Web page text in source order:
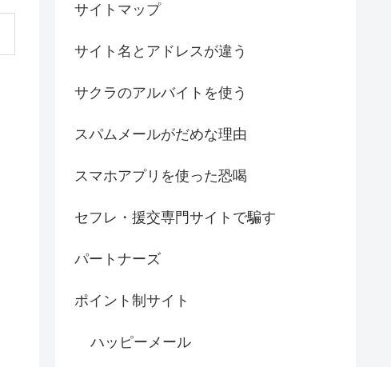
サイトマップ
サイト名とアドレスが違う
サクラのアルバイトを使う
スパムメールがだめな理由
スマホアプリを使った恐喝
セフレ・援交専門サイトで騙す
パートナーズ
ポイント制サイト
ハッピーメール